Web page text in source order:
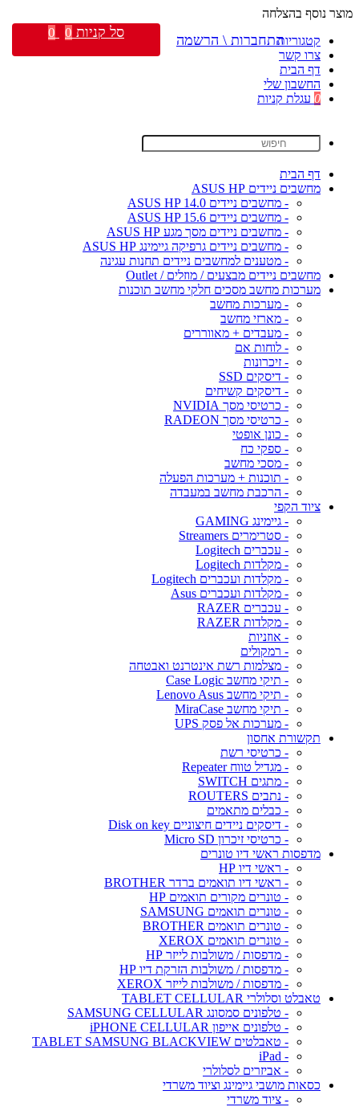
מוצר נוסף בהצלחה
קטגוריות
צרו קשר
דף הבית
החשבון שלי
0 עגלת קניות
דף הבית
מחשבים ניידים ASUS HP
- מחשבים ניידים ASUS HP 14.0
- מחשבים ניידים ASUS HP 15.6
- מחשבים ניידים מסך מגע ASUS HP
- מחשבים ניידים גרפיקה גיימינג ASUS HP
- מטענים למחשבים ניידים תחנות עגינה
מחשבים ניידים מבצעים / מוזלים / Outlet
מערכות מחשב מסכים חלקי מחשב תוכנות
- מערכות מחשב
- מארזי מחשב
- מעבדים + מאווררים
- לוחות אם
- זיכרונות
- דיסקים SSD
- דיסקים קשיחים
- כרטיסי מסך NVIDIA
- כרטיסי מסך RADEON
- כונן אופטי
- ספקי כח
- מסכי מחשב
- תוכנות + מערכות הפעלה
- הרכבת מחשב במעבדה
ציוד הקפי
- גיימינג GAMING
- סטרימרים Streamers
- עכברים Logitech
- מקלדות Logitech
- מקלדות ועכברים Logitech
- מקלדות ועכברים Asus
- עכברים RAZER
- מקלדות RAZER
- אוזניות
- רמקולים
- מצלמות רשת אינטרנט ואבטחה
- תיקי מחשב Case Logic
- תיקי מחשב Lenovo Asus
- תיקי מחשב MiraCase
- מערכות אל פסק UPS
תקשורת אחסון
- כרטיסי רשת
- מגדיל טווח Repeater
- מתגים SWITCH
- נתבים ROUTERS
- כבלים מתאמים
- דיסקים ניידים חיצוניים Disk on key
- כרטיסי זיכרון Micro SD
מדפסות ראשי דיו טונרים
- ראשי דיו HP
- ראשי דיו תואמים ברדר BROTHER
- טונרים מקורים תואמים HP
- טונרים תואמים SAMSUNG
- טונרים תואמים BROTHER
- טונרים תואמים XEROX
- מדפסות / משולבות לייזר HP
- מדפסות / משולבות הזרקת דיו HP
- מדפסות / משולבות לייזר XEROX
טאבלט וסלולרי TABLET CELLULAR
- טלפונים סמסונג SAMSUNG CELLULAR
- טלפונים אייפון iPHONE CELLULAR
- טאבלטים TABLET SAMSUNG BLACKVIEW
- iPad
- אביזרים לסלולרי
כסאות מושבי גיימינג וציוד משרדי
- ציוד משרדי
התחברות \ הרשמה סל קניות 0
0